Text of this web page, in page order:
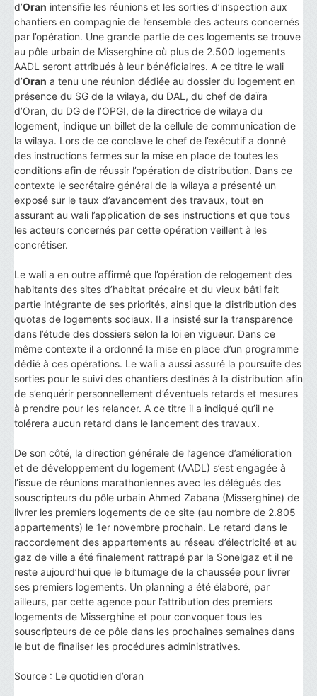
d’Oran intensifie les réunions et les sorties d’inspection aux
chantiers en compagnie de l’ensemble des acteurs concernés
par l’opération. Une grande partie de ces logements se trouve
au pôle urbain de Misserghine où plus de 2.500 logements
AADL seront attribués à leur bénéficiaires. A ce titre le wali
d’Oran a tenu une réunion dédiée au dossier du logement en
présence du SG de la wilaya, du DAL, du chef de daïra
d’Oran, du DG de l’OPGI, de la directrice de wilaya du
logement, indique un billet de la cellule de communication de
la wilaya. Lors de ce conclave le chef de l’exécutif a donné
des instructions fermes sur la mise en place de toutes les
conditions afin de réussir l’opération de distribution. Dans ce
contexte le secrétaire général de la wilaya a présenté un
exposé sur le taux d’avancement des travaux, tout en
assurant au wali l’application de ses instructions et que tous
les acteurs concernés par cette opération veillent à les
concrétiser.
Le wali a en outre affirmé que l’opération de relogement des
habitants des sites d’habitat précaire et du vieux bâti fait
partie intégrante de ses priorités, ainsi que la distribution des
quotas de logements sociaux. Il a insisté sur la transparence
dans l’étude des dossiers selon la loi en vigueur. Dans ce
même contexte il a ordonné la mise en place d’un programme
dédié à ces opérations. Le wali a aussi assuré la poursuite des
sorties pour le suivi des chantiers destinés à la distribution afin
de s’enquérir personnellement d’éventuels retards et mesures
à prendre pour les relancer. A ce titre il a indiqué qu’il ne
tolérera aucun retard dans le lancement des travaux.
De son côté, la direction générale de l’agence d’amélioration
et de développement du logement (AADL) s’est engagée à
l’issue de réunions marathoniennes avec les délégués des
souscripteurs du pôle urbain Ahmed Zabana (Misserghine) de
livrer les premiers logements de ce site (au nombre de 2.805
appartements) le 1er novembre prochain. Le retard dans le
raccordement des appartements au réseau d’électricité et au
gaz de ville a été finalement rattrapé par la Sonelgaz et il ne
reste aujourd’hui que le bitumage de la chaussée pour livrer
ses premiers logements. Un planning a été élaboré, par
ailleurs, par cette agence pour l’attribution des premiers
logements de Misserghine et pour convoquer tous les
souscripteurs de ce pôle dans les prochaines semaines dans
le but de finaliser les procédures administratives.
Source : Le quotidien d’oran